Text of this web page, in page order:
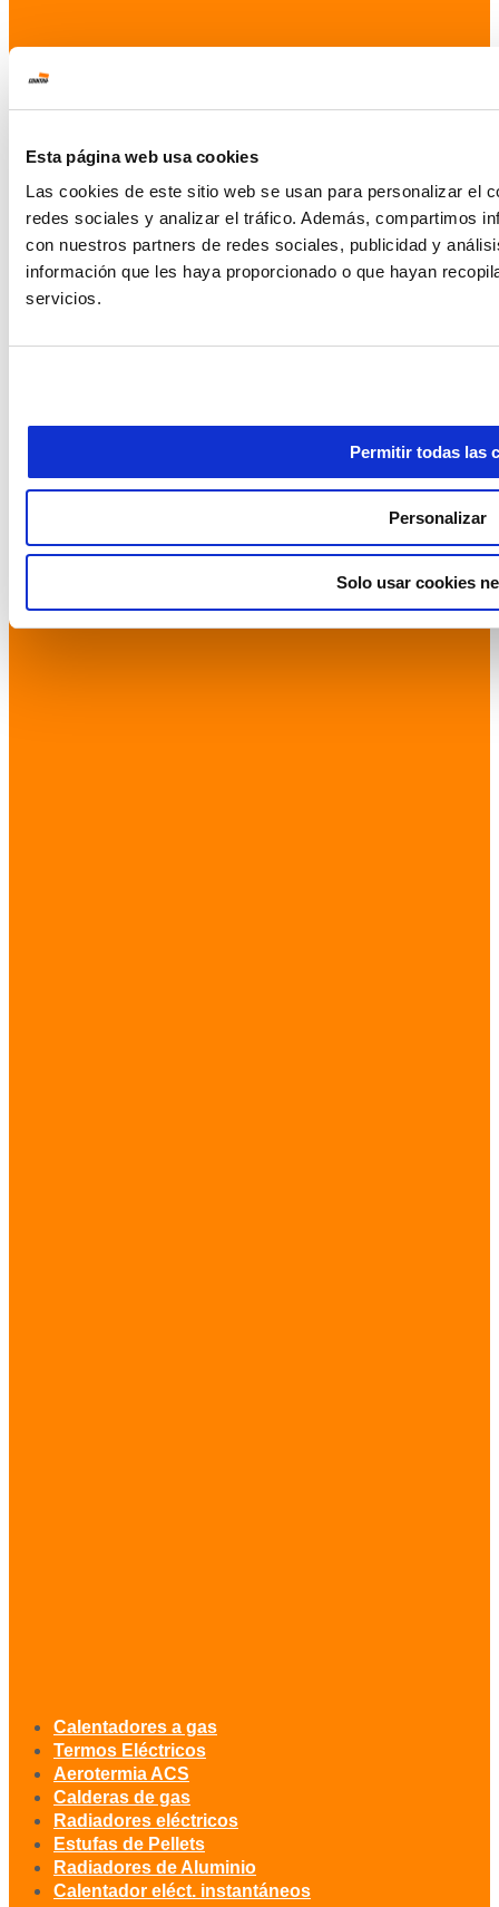
Esta página web usa cookies
Las cookies de este sitio web se usan para personalizar el
redes sociales y analizar el tráfico. Además, compartimos
con nuestros partners de redes sociales, publicidad y
información que les haya proporcionado o que hayan
servicios.
Permitir todas las
Personalizar
Solo usar cookies
Calentadores a gas
Termos Eléctricos
Aerotermia ACS
Calderas de gas
Radiadores eléctricos
Estufas de Pellets
Radiadores de Aluminio
Calentador eléct. instantáneos